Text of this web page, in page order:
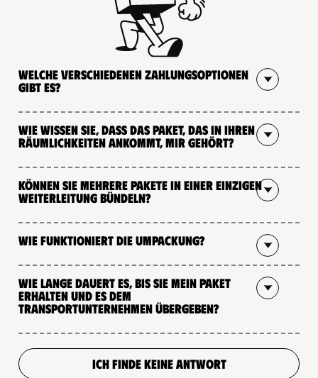
Welche verschiedenen Zahlungsoptionen
gibt es?
Wie wissen Sie, dass das Paket, das in Ihren
Räumlichkeiten ankommt, mir gehört?
Können Sie mehrere Pakete in einer einzigen
Weiterleitung bündeln?
Wie funktioniert die Umpackung?
Wie lange dauert es, bis Sie mein Paket
erhalten und es dem
Transportunternehmen übergeben?
ICH FINDE KEINE ANTWORT